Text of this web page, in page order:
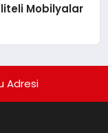
Mobilyalar
Adresi